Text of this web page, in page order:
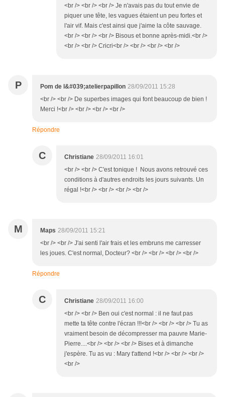
<br /> <br /> <br /> Je n'avais pas du tout envie de
piquer une tête, les vagues étaient un peu fortes et
l'air vif. Mais c'est ainsi que j'aime la côte sauvage.
<br /> <br /> <br /> Bisous et bonne après-midi.<br />
<br /> <br /> Cricri<br /> <br /> <br /> <br />
P Pom de l&#039;atelierpapillon 28/09/2011 15:28
<br /> <br /> De superbes images qui font beaucoup de bien !
Merci !<br /> <br /> <br /> <br />
Répondre
C Christiane 28/09/2011 16:01
<br /> <br /> C'est tonique ! Nous avons retrouvé ces
conditions à d'autres endroits les jours suivants. Un
régal !<br /> <br /> <br /> <br />
M Maps 28/09/2011 15:21
<br /> <br /> J'ai senti l'air frais et les embruns me carresser
les joues. C'est normal, Docteur? <br /> <br /> <br /> <br />
Répondre
C Christiane 28/09/2011 16:00
<br /> <br /> Ben oui c'est normal : il ne faut pas
mette ta tête contre l'écran !!!<br /> <br /> <br /> Tu as
vraiment besoin de décompresser ma pauvre Marie-
Pierre....<br /> <br /> <br /> Bises et à dimanche
j'espère. Tu as vu : Mary t'attend !<br /> <br /> <br />
<br />